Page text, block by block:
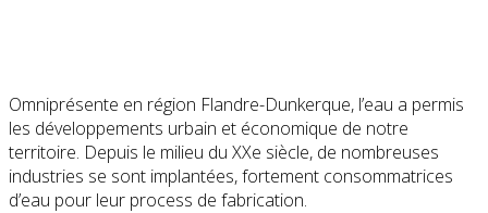
Omniprésente en région Flandre-Dunkerque, l’eau a permis
les développements urbain et économique de notre
territoire. Depuis le milieu du XXe siècle, de nombreuses
industries se sont implantées, fortement consommatrices
d’eau pour leur process de fabrication.